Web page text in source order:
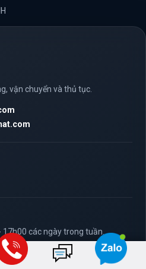
vận chuyển và thủ tục.
các ngày trong tuần.